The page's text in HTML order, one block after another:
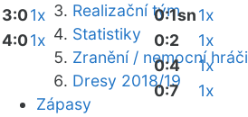
Realizační tým
Statistiky
Zranění / nemocní hráči
Dresy 2018/19
Zápasy
3:01x
4:01x
0:1sn1x
0:2
1x
0:4
1x
0:7
1x